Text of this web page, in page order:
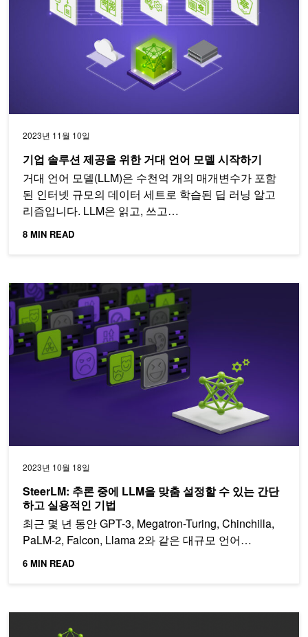
2023년 11월 10일
기업 솔루션 제공을 위한 거대 언어 모델 시작하기
거대 언어 모델(LLM)은 수천억 개의 매개변수가 포함
된 인터넷 규모의 데이터 세트로 학습된 딥 러닝 알고
리즘입니다. LLM은 읽고, 쓰고…
8 MIN READ
2023년 10월 18일
SteerLM: 추론 중에 LLM을 맞춤 설정할 수 있는 간단
하고 실용적인 기법
최근 몇 년 동안 GPT-3, Megatron-Turing, Chinchilla,
PaLM-2, Falcon, Llama 2와 같은 대규모 언어…
6 MIN READ
SteerLM: 추론 중에 LLM을 맞춤 설정할 수 있는 간단하고 실용적
추론 성능 가속화하는 새로운 소프트웨어 TensorRT-LLM 출시